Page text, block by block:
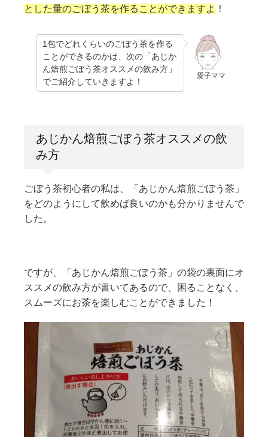
とした量のごぼう茶を作ることができますよ ！
愛子ママ
1包でどれくらいのごぼう茶を作る
ことができるのかは、次の「あじか
ん焙煎ごぼう茶オススメの飲み方」
でご紹介していきますよ！
あじかん焙煎ごぼう茶オススメの飲
み方
ごぼう茶初心者の私は、「あじかん焙煎ごぼう茶」
をどのようにして飲めば良いのかも分かりませんで
した。
ですが、「あじかん焙煎ごぼう茶」の袋の裏面にオ
ススメの飲み方が書いてあるので、困ることなく、
スムーズにお茶を楽しむことができました！